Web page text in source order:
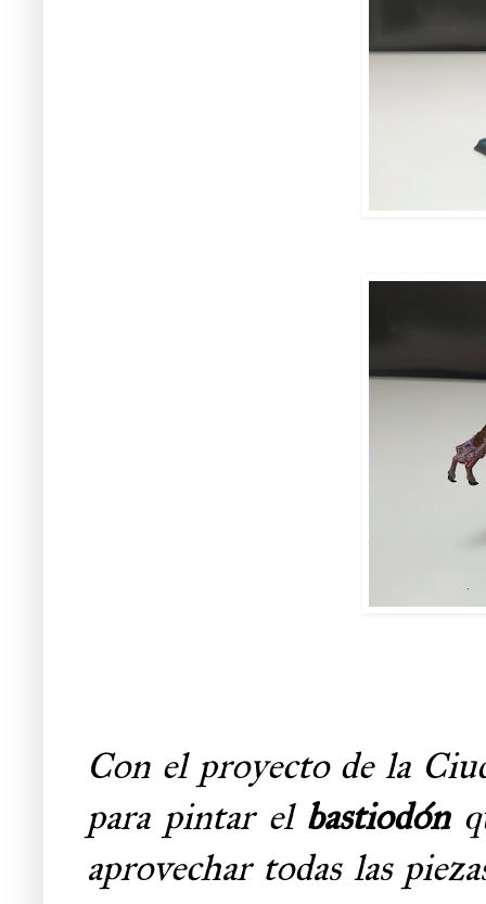
Con el proyecto de la
para pintar el bastiodón
aprovechar todas las